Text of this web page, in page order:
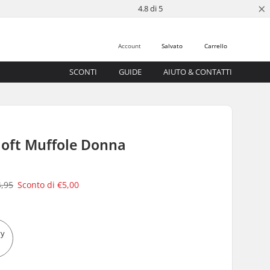
4.8 di 5 ×
Carrello
Salvato
Account
SCONTI GUIDE AIUTO & CONTATTI
Muffole Donna
Sconto di€5,00